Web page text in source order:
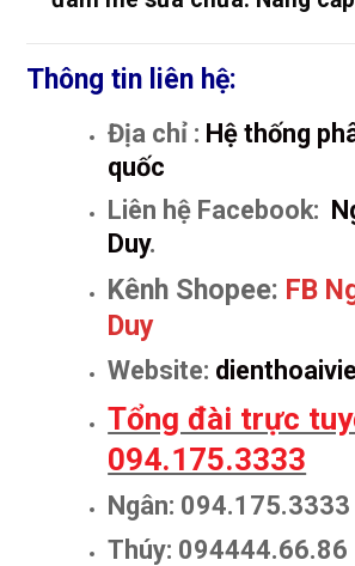
Thông tin liên hệ:
Địa chỉ : Hệ thống
quốc
Liên hệ Facebook:
Duy.
Kênh Shopee: FB
Duy
Website:
Tổng đài trực
094.175.3333
Ngân: 094.175.3333
Thúy: 094444.66.86